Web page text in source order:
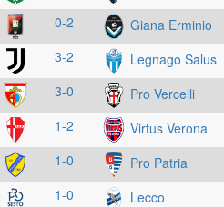
0-2 Giana Erminio
3-2 Legnago Salus
3-0 Pro Vercelli
1-2 Virtus Verona
1-0 Pro Patria
1-0 Lecco